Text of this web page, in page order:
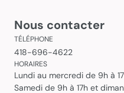
Nous contacter
TÉLÉPHONE
418-696-4622
HORAIRES
Lundi au mercredi de 9h à
Samedi de 9h à 17h et